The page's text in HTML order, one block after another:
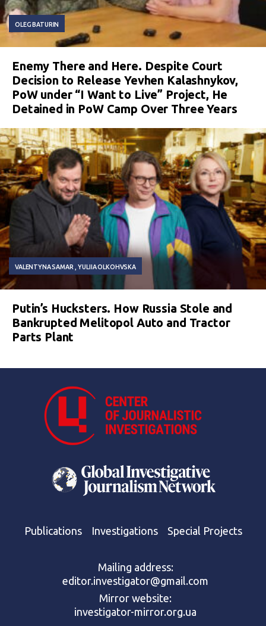
OLEG BATURIN
Enemy There and Here. Despite Court
Decision to Release Yevhen Kalashnykov,
PoW under “I Want to Live” Project, He
Detained in PoW Camp Over Three Years
VALENTYNA SAMAR YULIIA OLKOHVSKA
Putin’s Hucksters. How Russia Stole and
Bankrupted Melitopol Auto and Tractor
Parts Plant
Publications Investigations Special Projects
Mailing address:
editor.investigator@gmail.com
Mirror website:
investigator-mirror.org.ua